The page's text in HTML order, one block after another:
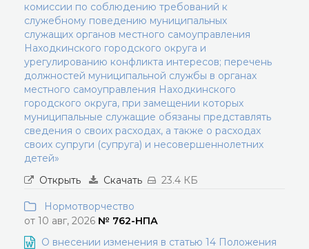
комиссии по соблюдению требований к
служебному поведению муниципальных
служащих органов местного самоуправления
Находкинского городского округа и
урегулированию конфликта интересов; перечень
должностей муниципальной службы в органах
местного самоуправления Находкинского
городского округа, при замещении которых
муниципальные служащие обязаны представлять
сведения о своих расходах, а также о расходах
своих супруги (супруга) и несовершеннолетних
детей»
Открыть
Скачать 23.4 КБ
Нормотворчество
от 10 авг, 2026 № 762-НПА
О внесении изменения в статью 14 Положения